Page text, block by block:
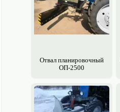
Отвал планировочный
ОП-2500